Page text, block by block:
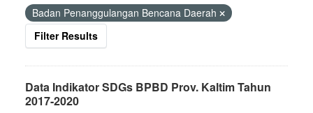
Badan Penanggulangan Bencana Daerah
Filter Results
Data Indikator SDGs BPBD Prov. Kaltim Tahun
2017-2020